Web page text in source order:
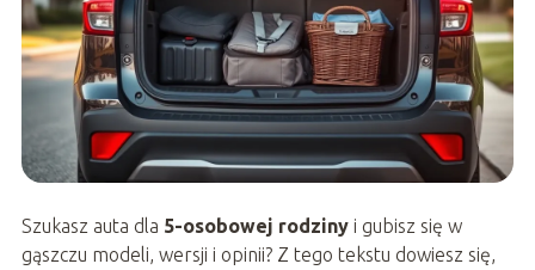
Szukasz auta dla 5-osobowej rodzinyi gubisz się w
gąszczu modeli, wersji i opinii? Z tego tekstu dowiesz się,